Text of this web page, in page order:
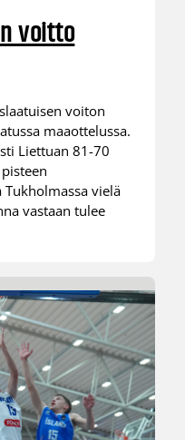
voitto
voiton
maaottelussa.
Liettuan 81-70
vielä
vastaan tulee